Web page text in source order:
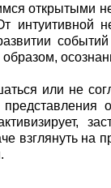
открытыми
интуитивной
или не
активизирует,
взглянуть